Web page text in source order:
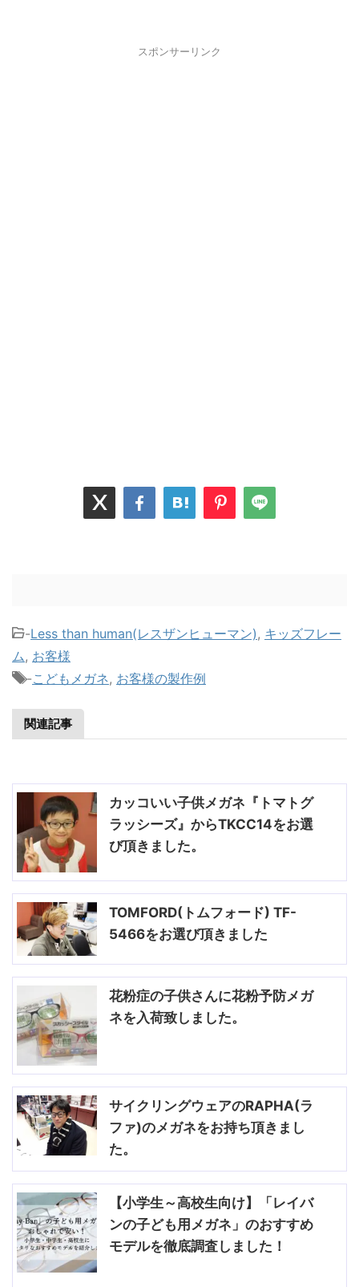
スポンサーリンク
-Less than human(レスザンヒューマン), キッズフレー
ム, お客様
-こどもメガネ, お客様の製作例
関連記事
カッコいい子供メガネ『トマトグ
ラッシーズ』からTKCC14をお選
び頂きました。
TOMFORD(トムフォード) TF-
5466をお選び頂きました
花粉症の子供さんに花粉予防メガ
ネを入荷致しました。
サイクリングウェアのRAPHA(ラ
ファ)のメガネをお持ち頂きまし
た。
【小学生～高校生向け】「レイバ
ンの子ども用メガネ」のおすすめ
モデルを徹底調査しました！